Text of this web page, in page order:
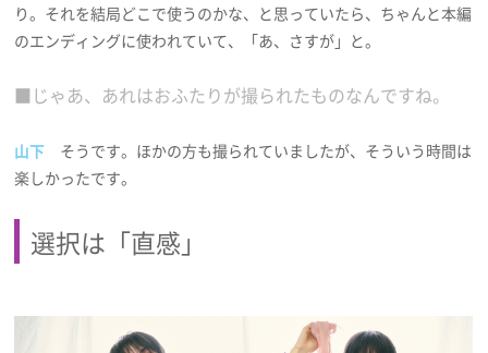
り。それを結局どこで使うのかな、と思っていたら、ちゃんと本編
のエンディングに使われていて、「あ、さすが」と。
■じゃあ、あれはおふたりが撮られたものなんですね。
山下 そうです。ほかの方も撮られていましたが、そういう時間は
楽しかったです。
選択は「直感」